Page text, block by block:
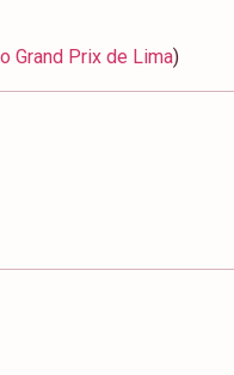
Grand Prix de Lima)